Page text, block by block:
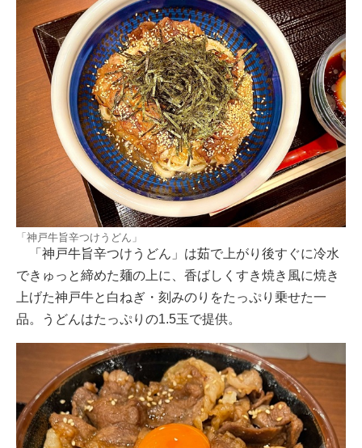
「神戸牛旨辛つけうどん」
「神戸牛旨辛つけうどん」は茹で上がり後すぐに冷水
できゅっと締めた麺の上に、香ばしくすき焼き風に焼き
上げた神戸牛と白ねぎ・刻みのりをたっぷり乗せた一
品。うどんはたっぷりの1.5玉で提供。